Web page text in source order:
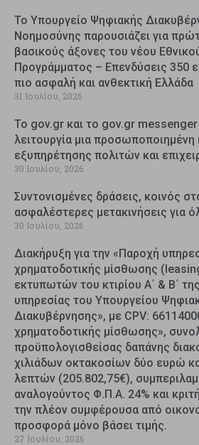
Το Υπουργείο Ψηφιακής
Νοημοσύνης παρουσιάζει για
βασικούς άξονες του νέου
Προγράμματος – Επενδύσεις 350
πιο ασφαλή και ανθεκτική Ελλάδα
31 Ιουλίου, 2026
Το gov.gr και το gov.gr
λειτουργία μια προσωποποιημένη
εξυπηρέτησης πολιτών και
30 Ιουλίου, 2026
Συντονισμένες δράσεις, κοινός
ασφαλέστερες μετακινήσεις για
30 Ιουλίου, 2026
Διακήρυξη για την «Παροχή
χρηματοδοτικής μίσθωσης
εκτυπωτών του κτιρίου Α΄ & Β΄
υπηρεσίας του Υπουργείου
Διακυβέρνησης», με CPV:
χρηματοδοτικής μίσθωσης»,
προϋπολογισθείσας δαπάνης
χιλιάδων οκτακοσίων δύο ευρώ
λεπτών (205.802,75€),
αναλογούντος Φ.Π.Α. 24% και
την πλέον συμφέρουσα από
προσφορά μόνο βάσει τιμής.
27 Ιουλίου, 2026